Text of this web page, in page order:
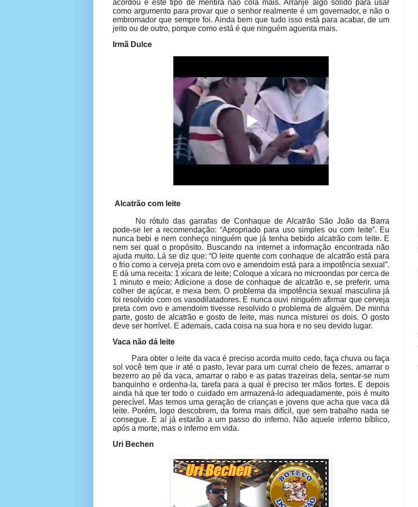
acordou e este tipo de mentira não cola mais. Arranje algo sólido para usar
como argumento para provar que o senhor realmente é um governador, e não o
embromador que sempre foi. Ainda bem que tudo isso está para acabar, de um
jeito ou de outro, porque como está é que ninguém aguenta mais.
Irmã Dulce
Alcatrão com leite
No rótulo das garrafas de Conhaque de Alcatrão São João da Barra
pode-se ler a recomendação: “Apropriado para uso simples ou com leite”. Eu
nunca bebi e nem conheço ninguém que já tenha bebido alcatrão com leite. E
nem sei qual o propósito. Buscando na internet a informação encontrada não
ajuda muito. Lá se diz que: “O leite quente com conhaque de alcatrão está para
o frio como a cerveja preta com ovo e amendoim está para a impotência sexual”.
E dá uma receita: 1 xícara de leite; Coloque a xícara no microondas por cerca de
1 minuto e meio; Adicione a dose de conhaque de alcatrão e, se preferir, uma
colher de açúcar, e mexa bem. O problema da impotência sexual masculina já
foi resolvido com os vasodilatadores. E nunca ouvi ninguém afirmar que cerveja
preta com ovo e amendoim tivesse resolvido o problema de alguém. De minha
parte, gosto de alcatrão e gosto de leite, mas nunca misturei os dois. O gosto
deve ser horrível. E ademais, cada coisa na sua hora e no seu devido lugar.
Vaca não dá leite
Para obter o leite da vaca é preciso acorda muito cedo, faça chuva ou faça
sol você tem que ir até o pasto, levar para um curral cheio de fezes, amarrar o
bezerro ao pé da vaca, amarrar o rabo e as patas trazeiras dela, sentar-se num
banquinho e ordenha-la, tarefa para a qual é preciso ter mãos fortes. E depois
ainda há que ter todo o cuidado em armazená-lo adequadamente, pois é muito
perecível. Mas temos uma geração de crianças e jovens que acha que vaca dá
leite. Porém, logo descobrem, da forma mais difícil, que sem trabalho nada se
consegue. E aí já estarão a um passo do inferno. Não aquele inferno bíblico,
após a morte, mas o inferno em vida.
Uri Bechen